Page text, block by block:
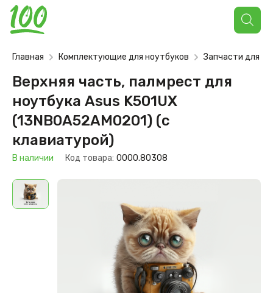
Поиск
товаров
Главная Комплектующие для ноутбуков Запчасти для
Верхняя часть, палмрест для
ноутбука Asus K501UX
(13NB0A52AM0201) (с
клавиатурой)
В наличии Код товара: 0000.80308